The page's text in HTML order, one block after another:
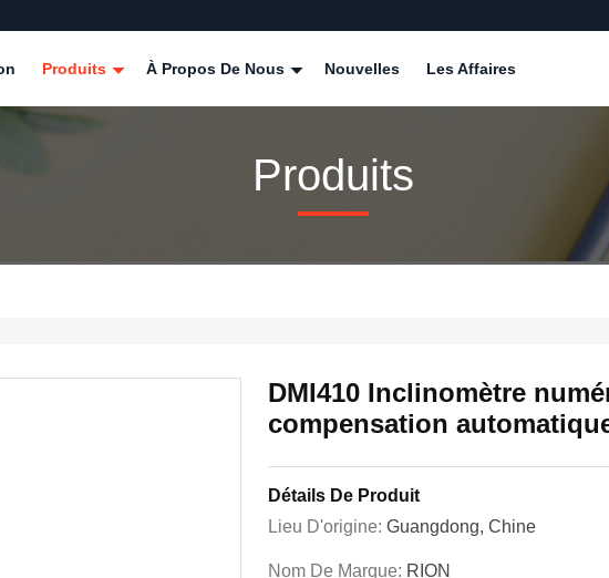
Produits À Propos De Nous Nouvelles Les Affaires
Produits
DMI410 Inclinomètre
compensation
Détails De Produit
Lieu D'origine: Guangdong, Chine
Nom De Marque: RION